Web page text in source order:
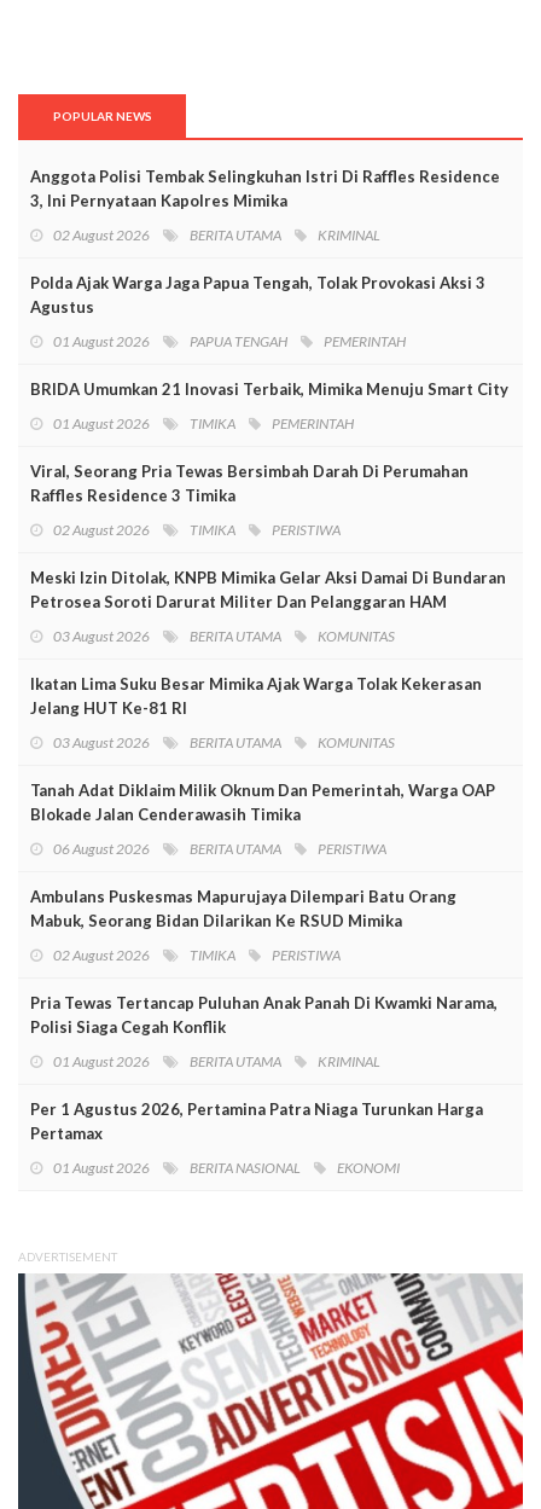
POPULAR NEWS
Anggota Polisi Tembak Selingkuhan Istri Di Raffles Residence
3, Ini Pernyataan Kapolres Mimika
02 August 2026 BERITA UTAMA KRIMINAL
Polda Ajak Warga Jaga Papua Tengah, Tolak Provokasi Aksi 3
Agustus
01 August 2026 PAPUA TENGAH PEMERINTAH
BRIDA Umumkan 21 Inovasi Terbaik, Mimika Menuju Smart City
01 August 2026 TIMIKA PEMERINTAH
Viral, Seorang Pria Tewas Bersimbah Darah Di Perumahan
Raffles Residence 3 Timika
02 August 2026 TIMIKA PERISTIWA
Meski Izin Ditolak, KNPB Mimika Gelar Aksi Damai Di Bundaran
Petrosea Soroti Darurat Militer Dan Pelanggaran HAM
03 August 2026 BERITA UTAMA KOMUNITAS
Ikatan Lima Suku Besar Mimika Ajak Warga Tolak Kekerasan
Jelang HUT Ke-81 RI
03 August 2026 BERITA UTAMA KOMUNITAS
Tanah Adat Diklaim Milik Oknum Dan Pemerintah, Warga OAP
Blokade Jalan Cenderawasih Timika
06 August 2026 BERITA UTAMA PERISTIWA
Ambulans Puskesmas Mapurujaya Dilempari Batu Orang
Mabuk, Seorang Bidan Dilarikan Ke RSUD Mimika
02 August 2026 TIMIKA PERISTIWA
Pria Tewas Tertancap Puluhan Anak Panah Di Kwamki Narama,
Polisi Siaga Cegah Konflik
01 August 2026 BERITA UTAMA KRIMINAL
Per 1 Agustus 2026, Pertamina Patra Niaga Turunkan Harga
Pertamax
01 August 2026 BERITA NASIONAL EKONOMI
ADVERTISEMENT